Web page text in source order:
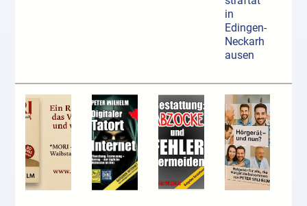
in
Edingen-
Neckarh
ausen